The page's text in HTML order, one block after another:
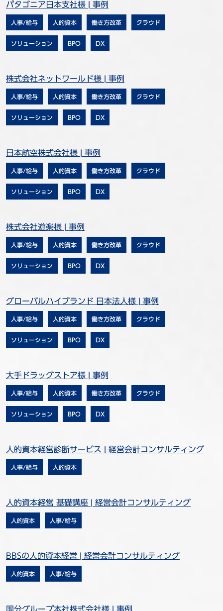
パタゴニア日本支社様 | 事例
人事/給与 人的資本 働き方改革 クラウド
ソリューション BPO DX
株式会社ネットワールド様 | 事例
人事/給与 人的資本 働き方改革 クラウド
ソリューション BPO DX
日本航空株式会社様 | 事例
人事/給与 人的資本 働き方改革 クラウド
ソリューション BPO DX
株式会社遊楽様 | 事例
人事/給与 人的資本 働き方改革 クラウド
ソリューション BPO DX
グローバルハイブランド 日本法人様 | 事例
人事/給与 人的資本 働き方改革 クラウド
ソリューション BPO DX
大手ドラッグストア様 | 事例
人事/給与 人的資本 働き方改革 クラウド
ソリューション BPO DX
人的資本経営診断サービス | 経営会計コンサルティング
人事/給与 人的資本
人的資本経営 基礎講座 | 経営会計コンサルティング
人的資本 人事/給与
BBSの人的資本経営 | 経営会計コンサルティング
人的資本 人事/給与
国分グループ本社株式会社様 | 事例